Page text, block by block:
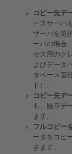
コピー先デ
ースサーバ
サーバを選
ーバの場合
セス用のク
よびデータ
タベース管
ド）。
コピー先デ
も、既存デ
ます。
フルコピー
ータをコピ
きます。